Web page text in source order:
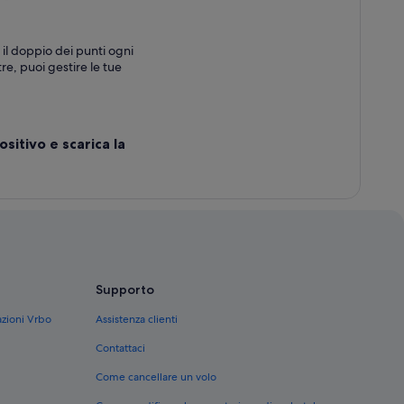
il doppio dei punti ogni
puoi gestire le tue
e scarica la
Vrbo
Supporto
Assistenza clienti
Contattaci
Come cancellare un volo